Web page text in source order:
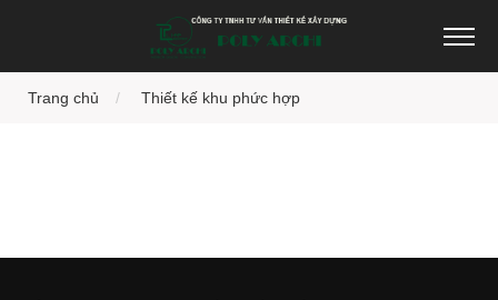
Trang chủ Thiết kế khu phức hợp